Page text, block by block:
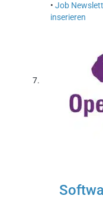
• Job
inserieren